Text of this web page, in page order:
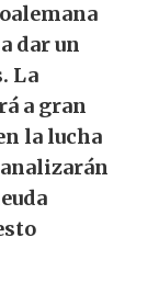
dar un
La
a gran
la lucha